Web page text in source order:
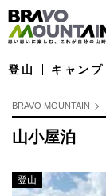
登山 キャンプ
BRAVO MOUNTAIN
山小屋泊
登山